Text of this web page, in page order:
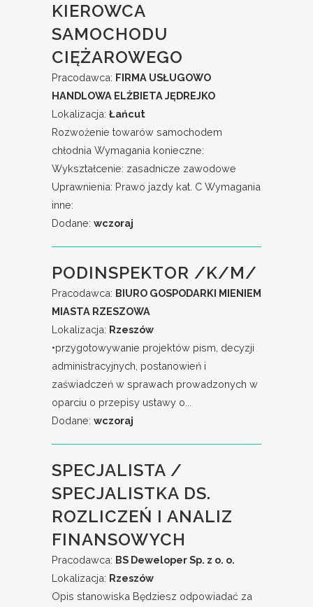
KIEROWCA
SAMOCHODU
CIĘŻAROWEGO
Pracodawca: FIRMA USŁUGOWO
HANDLOWA ELŻBIETA JĘDREJKO
Lokalizacja: Łańcut
Rozwożenie towarów samochodem
chłodnia Wymagania konieczne:
Wykształcenie: zasadnicze zawodowe
Uprawnienia: Prawo jazdy kat. C Wymagania
inne:
Dodane: wczoraj
PODINSPEKTOR /K/M/
Pracodawca: BIURO GOSPODARKI MIENIEM
MIASTA RZESZOWA
Lokalizacja: Rzeszów
•przygotowywanie projektów pism, decyzji
administracyjnych, postanowień i
zaświadczeń w sprawach prowadzonych w
oparciu o przepisy ustawy o...
Dodane: wczoraj
SPECJALISTA /
SPECJALISTKA DS.
ROZLICZEŃ I ANALIZ
FINANSOWYCH
Pracodawca: BS Deweloper Sp. z o. o.
Lokalizacja: Rzeszów
Opis stanowiska Będziesz odpowiadać za